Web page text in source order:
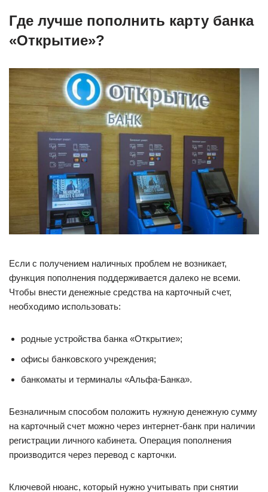
Где лучше пополнить карту банка
«Открытие»?
Если с получением наличных проблем не возникает,
функция пополнения поддерживается далеко не всеми.
Чтобы внести денежные средства на карточный счет,
необходимо использовать:
родные устройства банка «Открытие»;
офисы банковского учреждения;
банкоматы и терминалы «Альфа-Банка».
Безналичным способом положить нужную денежную сумму
на карточный счет можно через интернет-банк при наличии
регистрации личного кабинета. Операция пополнения
производится через перевод с карточки.
Ключевой нюанс, который нужно учитывать при снятии